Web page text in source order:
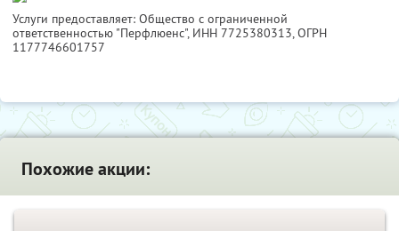
Услуги предоставляет: Общество с ограниченной
ответственностью "Перфлюенс", ИНН 7725380313, ОГРН
1177746601757
Похожие акции: